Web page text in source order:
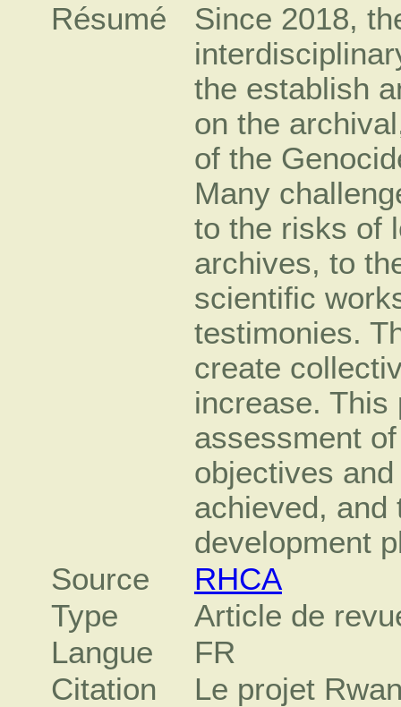
Résumé
Since 2018,
the establish
on the
of the
Many
to the risks of
archives, to
scientific
testimonies.
create
increase. This
assessment
objectives
achieved, and
development
Source
RHCA
Type
Article de
Langue
FR
Citation
Le projet RwandaMAP a été officiellement présenté à Paris le 20avril 20181. Une dizaine de chercheurs proposaient un programme de recherche visant à surmonter certaines tensions dans les modalités de production des savoirs sur le génocide des Tutsi2. Le texte de présentation affirmait l’ambition de constituer « un réseau de recherche international sur les traces (mémorielles, archivistiques et patrimoniales – MAP) du génocide des Tutsi » afin de susciter « des dynamiques collectives profondes et durables d’enrichissement des savoirs3 ». Suivant l’inspiration de plusieurs projets collaboratifs jugés précieux par les fondateurs, il s’agissait d’œuvrer à la constitution d’un espace de débats, de recherche et de collaboration entre chercheurs internationaux attentifs aux traces du génocide, entendues ici au sens de signes, d’empreintes, de marques, de vestiges du génocide, identifiables, aujourd’hui comme hier, au Rwanda et dans les pays étrangers. Où en est le projet après près de cinq années de discussions, de réflexions et de travaux ? Quelles sont les dynamiques enclenchées et les outils proposés à la communauté des chercheurs ? Quels questionnements nouveaux pose la première phase de développement de RwandaMAP ? En tant que cofondateur du projet4, il m’importe ici de restituer les objectifs et la philosophie du projet, de donner un aperçu des réalisations déjà concrétisées et de livrer quelques éléments sur les questions de recherche que l’équipe du projet souhaite approfondir à court et moyen terme5. Vers une production collective, internationale et interdisciplinaire des savoirs ?Les chercheurs qui coordonnent le projet sont originaires de cinq pays différents (Afrique du Sud, Belgique, France, Grande-Bretagne, Rwanda). Leur rencontre est le fruit de différents moments d’échanges scientifiques qui ont fait émerger certaines difficultés partagées en partie à l’origine du projet6. Ils ont des positionnements variés en termes disciplinaires, thématiques ou méthodologiques et mobilisent des langues, des historiographies, des pratiques de recherche diversifiées7. Ils ont pour point commun leur expérience du terrain rwandais ainsi qu’un intérêt partagé pour les dimensions patrimoniales, archivistiques et mémorielles des études sur le génocide. Leurs recherches les ont conduits à réfléchir à la diversité des matériaux qu’ils mobilisent, qu’il s’agisse de la matière archivistique (archives audiovisuelles, archives diplomatiques, archives judiciaires, collections de presse écrite, etc.), de lieux et d’objets (corps, lieux de mémoire, objets, etc.), ou de l’étude de récits de diverses natures (récits de rescapés ou de génocidaires, récits littéraires, récits journalistiques et militants).La recherche face au terrain rwandais. Engager des recherches universitaires sur le génocide des Tutsi est un projet risqué: le quotidien du chercheur se trouve irrémédiablement lié au souvenir de l’extermination d’un million de Rwandais ainsi qu’aux attentes, espoirs et revendications des rescapés du génocide et des familles des victimes. La plume est lourde, la voix hésitante, la portée du travail de recherche bien dérisoire au regard de l’ampleur du génocide que le chercheur a la prétention d’éclairer. S’ajoute à ces défis le poids d’une demande institutionnelle et sociale forte.